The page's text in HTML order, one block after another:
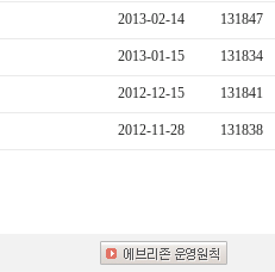
2013-02-14 131847
2013-01-15 131834
2012-12-15 131841
2012-11-28 131838